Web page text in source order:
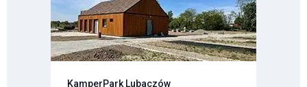
KamperPark Lubaczów